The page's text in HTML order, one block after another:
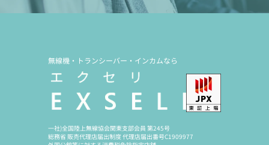
無線機・トランシーバー・インカムなら
一社)全国陸上無線協会関東支部会員 第245号
総務省 販売代理店届出制度 代理店届出番号C1909977